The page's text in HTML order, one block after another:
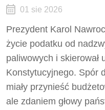
01 sie 2026
Prezydent Karol
życie podatku od
paliwowych i skierował
Konstytucyjnego. Spór
miały przynieść
ale zdaniem głowy